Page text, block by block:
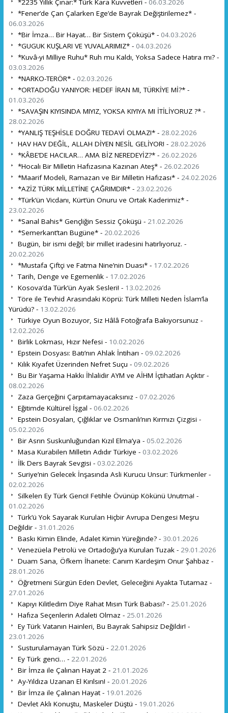
*2235 Yıllık Çınar:* Türk Kara Kuvvetleri - 06.03.2026
*Fener’de Çan Çalarken Ege’de Bayrak Değiştirilemez* -
06.03.2026
*Bir İmza… Bir Hayat… Bir Sistem Çöküşü* - 04.03.2026
*GUGUK KUŞLARI VE YUVALARIMIZ* - 04.03.2026
*Kuvâ-yi Milliye Ruhu* Ruh mu Kaldı, Yoksa Sadece Hatıra mı? -
03.03.2026
*NARKO-TERÖR* - 02.03.2026
*ORTADOĞU YANIYOR: HEDEF İRAN MI, TÜRKİYE Mİ?* -
01.03.2026
*SAVAŞIN KIYISINDA MIYIZ, YOKSA KIYIYA MI İTİLİYORUZ ?* -
28.02.2026
*YANLIŞ TEŞHİSLE DOĞRU TEDAVİ OLMAZ!* - 28.02.2026
HAV HAV DEĞİL, ALLAH DİYEN NESİL GELİYOR! - 28.02.2026
*KÂBE’DE HACILAR… AMA BİZ NEREDEYİZ?* - 26.02.2026
*Hocalı Bir Milletin Hafızasına Kazınan Ateş* - 26.02.2026
*Maarif Modeli, Ramazan ve Bir Milletin Hafızası* - 24.02.2026
*AZİZ TÜRK MİLLETİNE ÇAĞRIMDIR* - 23.02.2026
*Türk’ün Vicdanı, Kürt’ün Onuru ve Ortak Kaderimiz* -
23.02.2026
*Sanal Bahis* Gençliğin Sessiz Çöküşü - 21.02.2026
*Semerkant’tan Bugüne* - 20.02.2026
Bugün, bir ismi değil; bir millet iradesini hatırlıyoruz. -
20.02.2026
*Mustafa Çiftçi ve Fatma Nine’nin Duası* - 17.02.2026
Tarih, Denge ve Egemenlik - 17.02.2026
Kosova’da Türk’ün Ayak Sesleri! - 13.02.2026
Töre ile Tevhid Arasındaki Köprü: Türk Milleti Neden İslam’la
Yürüdü? - 13.02.2026
Türkiye Oyun Bozuyor, Siz Hâlâ Fotoğrafa Bakıyorsunuz -
12.02.2026
Birlik Lokması, Hızır Nefesi - 10.02.2026
Epstein Dosyası: Batı’nın Ahlak İntiharı - 09.02.2026
Kılık Kıyafet Üzerinden Nefret Suçu - 09.02.2026
Bu Bir Yaşama Hakkı İhlalidir AYM ve AİHM İçtihatları Açıktır -
08.02.2026
Zaza Gerçeğini Çarpıtamayacaksınız - 07.02.2026
Eğitimde Kültürel İşgal - 06.02.2026
Epstein Dosyaları, Çığlıklar ve Osmanlı’nın Kırmızı Çizgisi -
05.02.2026
Bir Asrın Suskunluğundan Kızıl Elma’ya - 05.02.2026
Masa Kurabilen Milletin Adıdır Türkiye - 03.02.2026
İlk Ders Bayrak Sevgisi - 03.02.2026
Suriye’nin Gelecek İnşasında Asli Kurucu Unsur: Türkmenler -
02.02.2026
Silkelen Ey Türk Genci! Fetihle Övünüp Kökünü Unutma! -
01.02.2026
Türk’ü Yok Sayarak Kurulan Hiçbir Avrupa Dengesi Meşru
Değildir - 31.01.2026
Baskı Kimin Elinde, Adalet Kimin Yüreğinde? - 30.01.2026
Venezüela Petrolü ve Ortadoğu’ya Kurulan Tuzak - 29.01.2026
Duam Sana, Öfkem İhanete: Canım Kardeşim Onur Şahbaz -
28.01.2026
Öğretmeni Sürgün Eden Devlet, Geleceğini Ayakta Tutamaz -
27.01.2026
Kapıyı Kilitledim Diye Rahat Mısın Türk Babası? - 25.01.2026
Hafıza Seçenlerin Adaleti Olmaz - 25.01.2026
Ey Türk Vatanın Hainleri, Bu Bayrak Sahipsiz Değildir! -
23.01.2026
Susturulamayan Türk Sözü - 22.01.2026
Ey Türk genci… - 22.01.2026
Bir İmza ile Çalınan Hayat 2 - 21.01.2026
Ay-Yıldıza Uzanan El Kırılsın! - 20.01.2026
Bir İmza ile Çalınan Hayat - 19.01.2026
Devlet Aklı Konuştu, Maskeler Düştü - 19.01.2026